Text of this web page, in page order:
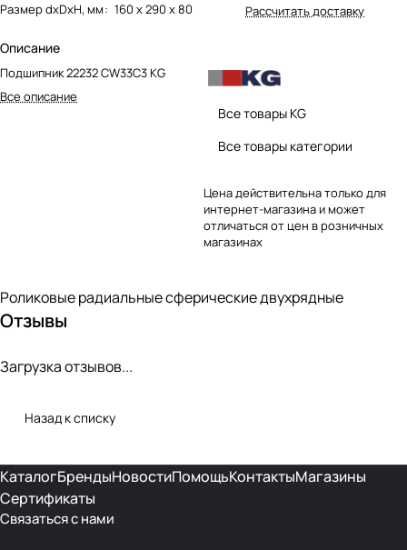
Размер dxDxH, мм: 160 х 290 х 80
Описание
Подшипник 22232 CW33C3 KG
Все описание
Рассчитать доставку
Все товары KG
Все товары категории
Цена действительна только для
интернет-магазина и может
отличаться от цен в розничных
магазинах
Роликовые радиальные сферические двухрядные
Отзывы
Загрузка отзывов...
Назад к списку
КаталогБрендыНовостиПомощьКонтактыМагазины
Сертификаты
Связаться с нами